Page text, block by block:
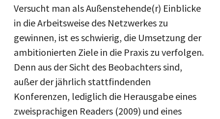
Versucht man als Außenstehende(r) Einblicke
in die Arbeitsweise des Netzwerkes zu
gewinnen, ist es schwierig, die Umsetzung der
ambitionierten Ziele in die Praxis zu verfolgen.
Denn aus der Sicht des Beobachters sind,
außer der jährlich stattfindenden
Konferenzen, lediglich die Herausgabe eines
zweisprachigen Readers (2009) und eines